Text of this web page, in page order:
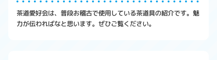
茶道愛好会は、普段お稽古で使用している茶道具の紹介です。魅
力が伝わればなと思います。ぜひご覧ください。